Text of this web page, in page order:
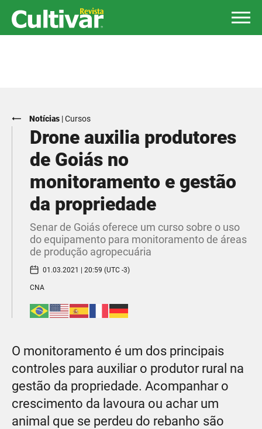
Notícias |Cursos
Drone auxilia produtores
de Goiás no
monitoramento e gestão
da propriedade
Senar de Goiás oferece um curso sobre o uso
do equipamento para monitoramento de áreas
de produção agropecuária
01.03.2021 | 20:59 (UTC -3)
CNA
O monitoramento é um dos principais
controles para auxiliar o produtor rural na
gestão da propriedade. Acompanhar o
crescimento da lavoura ou achar um
animal que se perdeu do rebanho são